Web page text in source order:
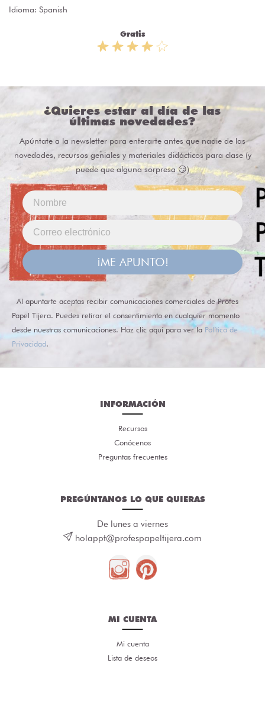
Idioma: Spanish
Gratis
¿Quieres estar al día de las
últimas novedades?
Apúntate a la newsletter para enterarte antes que nadie de las
novedades, recursos geniales y materiales didácticos para clase (y
puede que alguna sorpresa 😏)
¡ME APUNTO!
Al apuntarte aceptas recibir comunicaciones comerciales de Profes
Papel Tijera. Puedes retirar el consentimiento en cualquier momento
desde nuestras comunicaciones. Haz clic aquí para ver la Política de
Privacidad.
INFORMACIÓN
Recursos
Conócenos
Preguntas frecuentes
PREGÚNTANOS LO QUE QUIERAS
De lunes a viernes
holappt@profespapeltijera.com
MI CUENTA
Mi cuenta
Lista de deseos